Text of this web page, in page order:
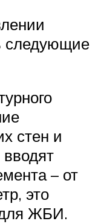
следующие
стен и
– от
это
ЖБИ.